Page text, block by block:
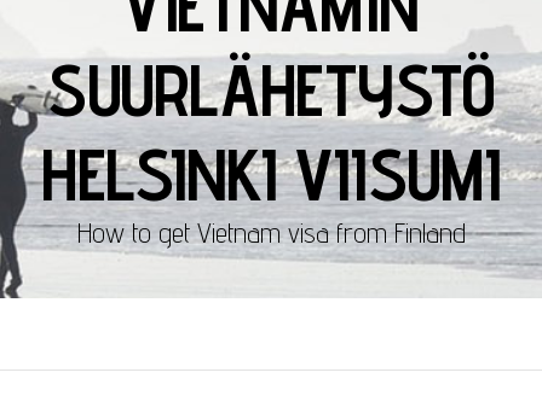
SUURLÄHETYSTÖ
HELSINKI VIISUMI
How to get Vietnam visa from Finland